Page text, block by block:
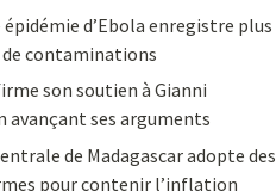
épidémie d’Ebola enregistre plus
de contaminations
son soutien à Gianni
avançant ses arguments
de Madagascar adopte des
pour contenir l’inflation